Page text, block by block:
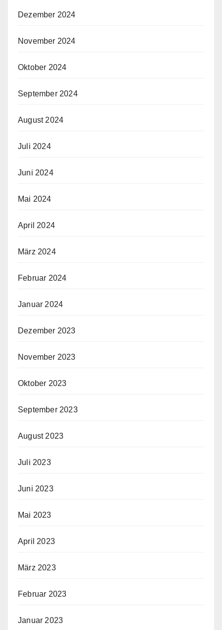
Dezember 2024
November 2024
Oktober 2024
September 2024
August 2024
Juli 2024
Juni 2024
Mai 2024
April 2024
März 2024
Februar 2024
Januar 2024
Dezember 2023
November 2023
Oktober 2023
September 2023
August 2023
Juli 2023
Juni 2023
Mai 2023
April 2023
März 2023
Februar 2023
Januar 2023